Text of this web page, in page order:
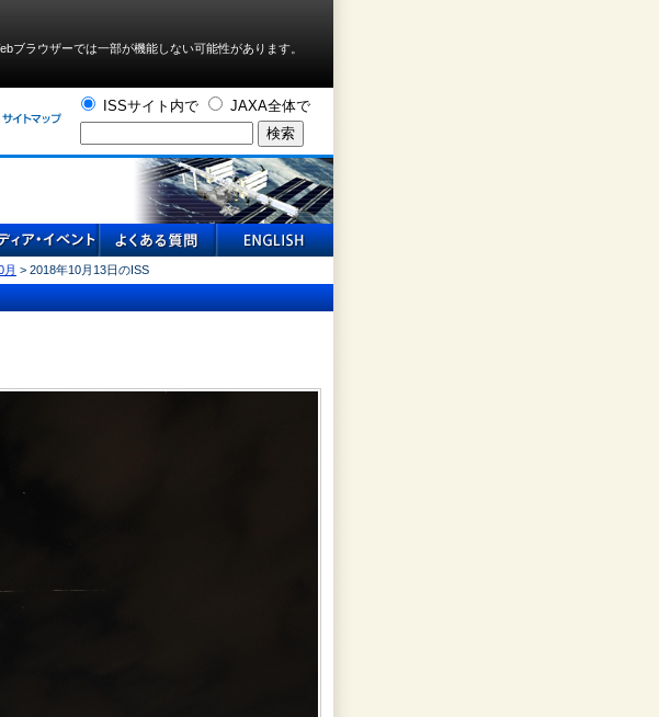
ブラウザーでは⼀部が機能しない可能性があります。
ISSサイト内で JAXA全体で
月 > 2018年10月13日のISS